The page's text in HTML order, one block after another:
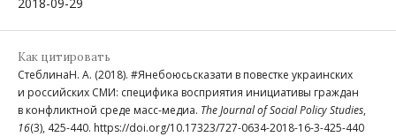
2018-09-29
Как цитировать
СтеблинаН. А. (2018). #Янебоюсьсказати в повестке украинских
и российских СМИ: специфика восприятия инициативы граждан
в конфликтной среде масс-медиа. The Journal of Social Policy Studies,
16(3), 425-440. https://doi.org/10.17323/727-0634-2018-16-3-425-440